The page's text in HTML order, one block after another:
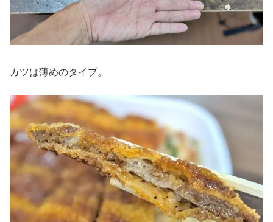
カツは薄めのタイプ。